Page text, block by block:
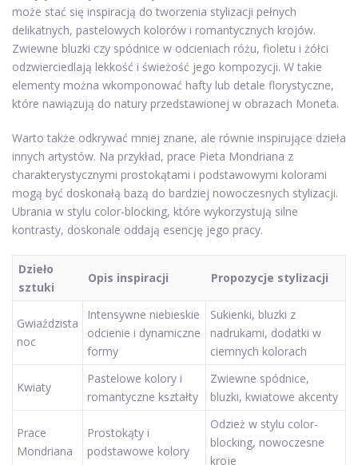
może stać się inspiracją do tworzenia stylizacji pełnych
delikatnych, pastelowych kolorów i romantycznych krojów.
Zwiewne bluzki czy spódnice w odcieniach różu, fioletu i żółci
odzwierciedlają lekkość i świeżość jego kompozycji. W takie
elementy można wkomponować hafty lub detale florystyczne,
które nawiązują do natury przedstawionej w obrazach Moneta.
Warto także odkrywać mniej znane, ale równie inspirujące dzieła
innych artystów. Na przykład, prace Pieta Mondriana z
charakterystycznymi prostokątami i podstawowymi kolorami
mogą być doskonałą bazą do bardziej nowoczesnych stylizacji.
Ubrania w stylu color-blocking, które wykorzystują silne
kontrasty, doskonale oddają esencję jego pracy.
Dzieło
sztuki
Opis inspiracji Propozycje stylizacji
Gwiaździsta
noc
Intensywne niebieskie
odcienie i dynamiczne
formy
Sukienki, bluzki z
nadrukami, dodatki w
ciemnych kolorach
Kwiaty
Pastelowe kolory i
romantyczne kształty
Zwiewne spódnice,
bluzki, kwiatowe akcenty
Prace
Mondriana
Prostokąty i
podstawowe kolory
Odzież w stylu color-
blocking, nowoczesne
kroje